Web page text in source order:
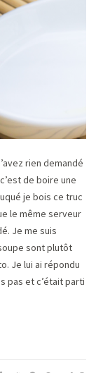
rien demandé
de boire une
je bois ce truc
le même serveur
Je me suis
sont plutôt
Je lui ai répondu
pas et c’était parti